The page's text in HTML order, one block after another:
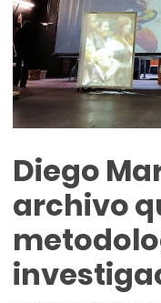
Diego
archivo